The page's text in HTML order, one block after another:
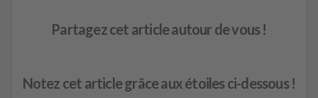
Partagez cet article autour de vous !
Notez cet article grâce aux étoiles ci-dessous !